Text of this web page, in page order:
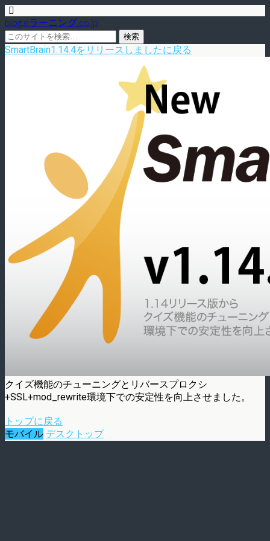
blog.eラーニング.co.jp
SmartBrain1.14.4をリリースしましたに戻る
クイズ機能のチューニングとリバースプロクシ
+SSL+mod_rewrite環境下での安定性を向上させました。
トップに戻る
モバイル デスクトップ